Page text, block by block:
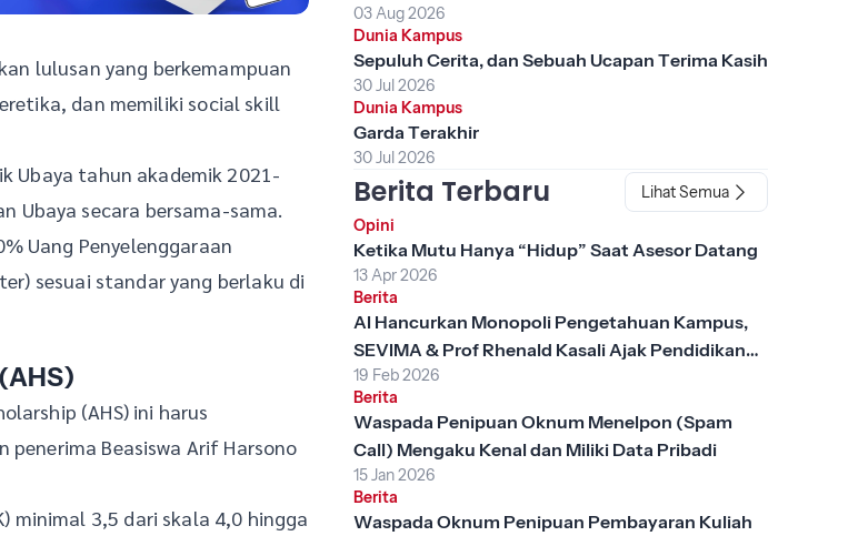
lulusan yang berkemampuan
dan memiliki social skill
Ubaya tahun akademik 2021-
Ubaya secara bersama-sama.
Uang Penyelenggaraan
sesuai standar yang berlaku di
(AHS) ini harus
Beasiswa Arif Harsono
minimal 3,5 dari skala 4,0 hingga
03 Aug 2026
Dunia Kampus
Sepuluh Cerita, dan Sebuah Ucapan Terima Kasih
30 Jul 2026
Dunia Kampus
Garda Terakhir
30 Jul 2026
Berita Terbaru
Lihat Semua
Opini
Ketika Mutu Hanya “Hidup” Saat Asesor Datang
13 Apr 2026
Berita
AI Hancurkan Monopoli Pengetahuan Kampus,
SEVIMA & Prof Rhenald Kasali Ajak Pendidikan
Tinggi Berubah
19 Feb 2026
Berita
Waspada Penipuan Oknum Menelpon (Spam
Call) Mengaku Kenal dan Miliki Data Pribadi
15 Jan 2026
Berita
Waspada Oknum Penipuan Pembayaran Kuliah